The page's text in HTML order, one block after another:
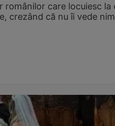
românilor care locuiesc la
crezând că nu îi vede